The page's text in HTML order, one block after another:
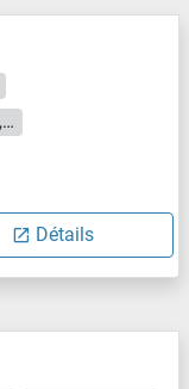
Cell Culture Supernatant, Plasma, Serum, Tissue Homogenate
Détails